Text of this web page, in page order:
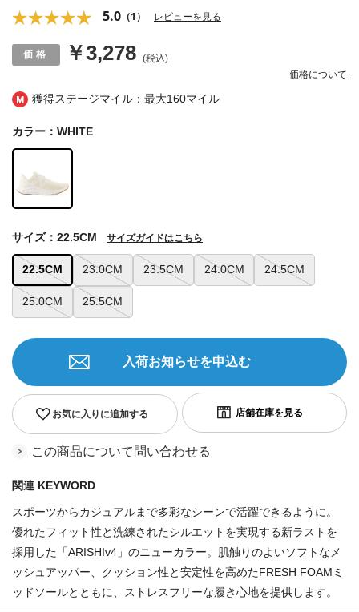
獲得ステージマイル：最大160マイル
5.0 （1） レビューを見る
￥3,278 (税込)
価格について
カラー：WHITE
22.5CM 23.0CM 23.5CM 24.0CM 24.5CM
25.0CM 25.5CM
サイズ：22.5CM サイズガイドはこちら
お気に入りに追加する
入荷お知らせを申込む
この商品について問い合わせる
関連 KEYWORD
スポーツからカジュアルまで多彩なシーンで活躍できるように。
優れたフィット性と洗練されたシルエットを実現する新ラストを
採用した「ARISHIv4」のニューカラー。肌触りのよいソフトなメ
ッシュアッパー、クッション性と安定性を高めたFRESH FOAMミ
ッドソールとともに、ストレスフリーな履き心地を提供します。